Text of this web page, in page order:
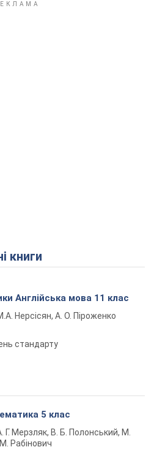
книги
Англійська мова 11 клас
Нерсісян, А. О. Піроженко
стандарту
5 клас
Г. Мерзляк, В. Б. Полонський, М.
Рабінович